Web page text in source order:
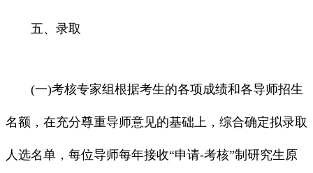
五、录取
(一)考核专家组根据考生的各项成绩和各导师招生
名额，在充分尊重导师意见的基础上，综合确定拟录取
人选名单，每位导师每年接收“申请-考核”制研究生原